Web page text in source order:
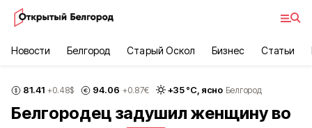
Новости Белгород Старый Оскол Бизнес Статьи
81.41 +0.48$ 94.06 +0.87€ +35°С, ясно Белгород
Белгородец задушил женщину во